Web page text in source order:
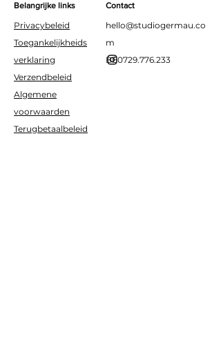
Belangrijke links
Privacybeleid
Toegankelijkheids
verklaring
Verzendbeleid
Algemene
voorwaarden
Terugbetaalbeleid
Contact
hello@studiogermau.co
m
BE0729.776.233